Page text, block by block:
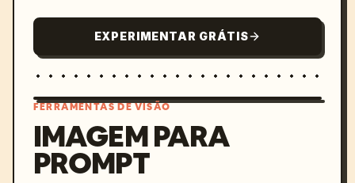
EXPERIMENTAR GRÁTIS
FERRAMENTAS DE VISÃO
IMAGEM PARA
PROMPT